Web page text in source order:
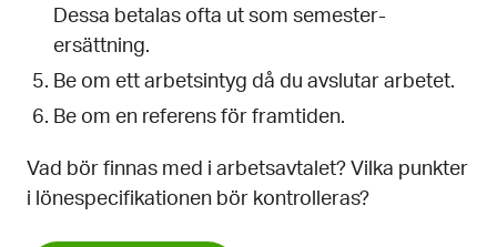
Dessa betalas ofta ut som semester­
ersättning.
Be om ett arbetsintyg då du avslutar arbetet.
Be om en referens för framtiden.
Vad bör finnas med i arbetsavtalet? Vilka punkter
i löne­specifikationen bör kontrolleras?